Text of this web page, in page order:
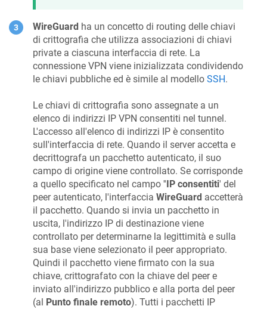
WireGuard ha un concetto di routing delle chiavi
di crittografia che utilizza associazioni di chiavi
private a ciascuna interfaccia di rete. La
connessione VPN viene inizializzata condividendo
le chiavi pubbliche ed è simile al modello SSH.
Le chiavi di crittografia sono assegnate a un
elenco di indirizzi IP VPN consentiti nel tunnel.
L'accesso all'elenco di indirizzi IP è consentito
sull'interfaccia di rete. Quando il server accetta e
decrittografa un pacchetto autenticato, il suo
campo di origine viene controllato. Se corrisponde
a quello specificato nel campo '' IP consentiti' del
peer autenticato, l'interfaccia WireGuard accetterà
il pacchetto. Quando si invia un pacchetto in
uscita, l'indirizzo IP di destinazione viene
controllato per determinarne la legittimità e sulla
sua base viene selezionato il peer appropriato.
Quindi il pacchetto viene firmato con la sua
chiave, crittografato con la chiave del peer e
inviato all'indirizzo pubblico e alla porta del peer
(al
Punto finale remoto). Tutti i pacchetti IP